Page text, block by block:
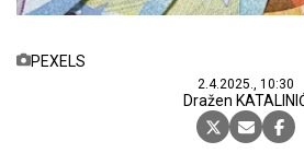
PEXELS
2.4.2025., 10:30
Dražen